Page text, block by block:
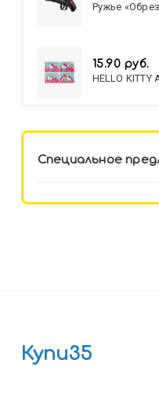
Ружье
15.90 руб.
HELLO
Специальное
Купи35